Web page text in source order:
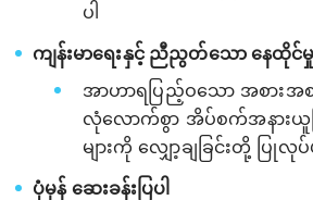
ပါ
ကျန်းမာရေးနှင့် ညီညွတ်သော နေထိုင်
အာဟာရပြည့်ဝသော အစားအစာမ
လုံလောက်စွာ အိပ်စက်အနားယူခ
များကို လျှော့ချခြင်းတို့ ပြုလုပ်
ပုံမှန် ဆေးခန်းပြပါ